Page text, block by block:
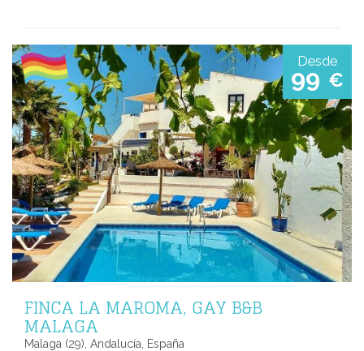
Desde
99 €
FINCA LA MAROMA, GAY B&B
MALAGA
Malaga (29), Andalucía, España